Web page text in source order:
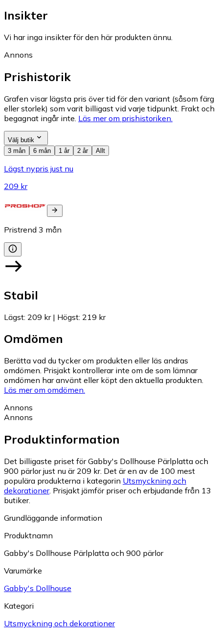
Insikter
Vi har inga insikter för den här produkten ännu.
Annons
Prishistorik
Grafen visar lägsta pris över tid för den variant (såsom färg
eller storlek) som varit billigast vid varje tidpunkt. Frakt och
begagnat ingår inte. Läs mer om prishistoriken.
Välj butik
3 mån
6 mån 1 år 2 år Allt
Lägst nypris just nu
209 kr
Pristrend 3 mån
Stabil
Lägst: 209 kr| Högst: 219 kr
Omdömen
Berätta vad du tycker om produkten eller läs andras
omdömen. Prisjakt kontrollerar inte om de som lämnar
omdömen har använt eller köpt den aktuella produkten.
Läs mer om omdömen.
Annons
Annons
Produktinformation
Det billigaste priset för Gabby's Dollhouse Pärlplatta och
900 pärlor just nu är 209 kr. Det är en av de 100 mest
populära produkterna i kategorin Utsmyckning och
dekorationer. Prisjakt jämför priser och erbjudande från 13
butiker.
Grundläggande information
Produktnamn
Gabby's Dollhouse Pärlplatta och 900 pärlor
Varumärke
Gabby's Dollhouse
Kategori
Utsmyckning och dekorationer